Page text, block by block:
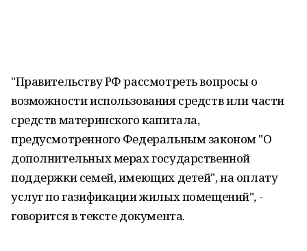
"Правительству РФ рассмотреть вопросы о
возможности использования средств или части
средств материнского капитала,
предусмотренного Федеральным законом "О
дополнительных мерах государственной
поддержки семей, имеющих детей", на оплату
услуг по газификации жилых помещений", -
говорится в тексте документа.